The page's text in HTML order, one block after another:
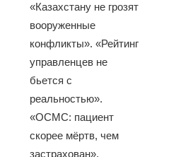
«Казахстану не грозят
вооруженные
конфликты». «Рейтинг
управленцев не
бьется с
реальностью».
«ОСМС: пациент
скорее мёртв, чем
застрахован».